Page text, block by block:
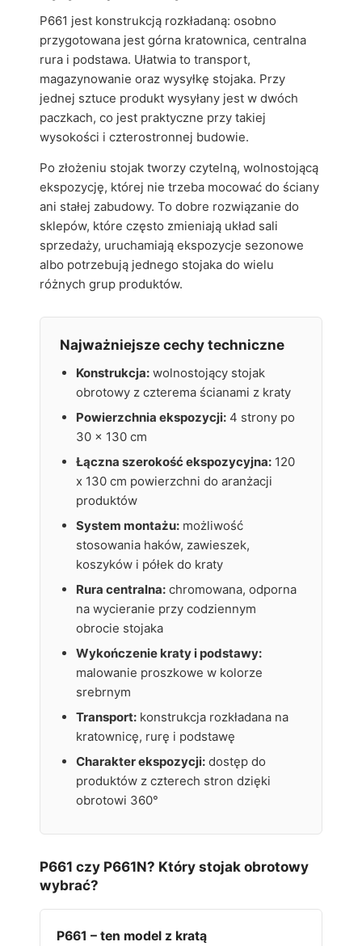
P661 jest konstrukcją rozkładaną: osobno
przygotowana jest górna kratownica, centralna
rura i podstawa. Ułatwia to transport,
magazynowanie oraz wysyłkę stojaka. Przy
jednej sztuce produkt wysyłany jest w dwóch
paczkach, co jest praktyczne przy takiej
wysokości i czterostronnej budowie.
Po złożeniu stojak tworzy czytelną, wolnostojącą
ekspozycję, której nie trzeba mocować do ściany
ani stałej zabudowy. To dobre rozwiązanie do
sklepów, które często zmieniają układ sali
sprzedaży, uruchamiają ekspozycje sezonowe
albo potrzebują jednego stojaka do wielu
różnych grup produktów.
Najważniejsze cechy techniczne
Konstrukcja: wolnostojący stojak
obrotowy z czterema ścianami z kraty
Powierzchnia ekspozycji: 4 strony po
30 x 130 cm
Łączna szerokość ekspozycyjna: 120
x 130 cm powierzchni do aranżacji
produktów
System montażu: możliwość
stosowania haków, zawieszek,
koszyków i półek do kraty
Rura centralna: chromowana, odporna
na wycieranie przy codziennym
obrocie stojaka
Wykończenie kraty i podstawy:
malowanie proszkowe w kolorze
srebrnym
Transport: konstrukcja rozkładana na
kratownicę, rurę i podstawę
Charakter ekspozycji: dostęp do
produktów z czterech stron dzięki
obrotowi 360°
P661 czy P661N? Który stojak obrotowy
wybrać?
P661 – ten model z kratą